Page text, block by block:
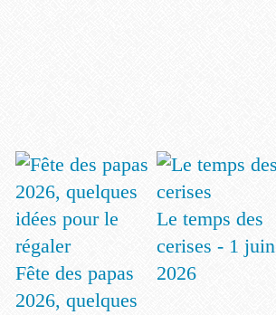
Fête des papas
2026, quelques
Le temps des
cerises - 1 juin
2026